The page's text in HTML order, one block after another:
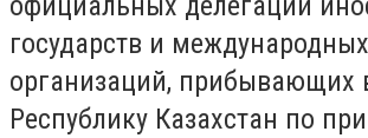
государств и международных
организаций, прибывающих
Республику Казахстан по